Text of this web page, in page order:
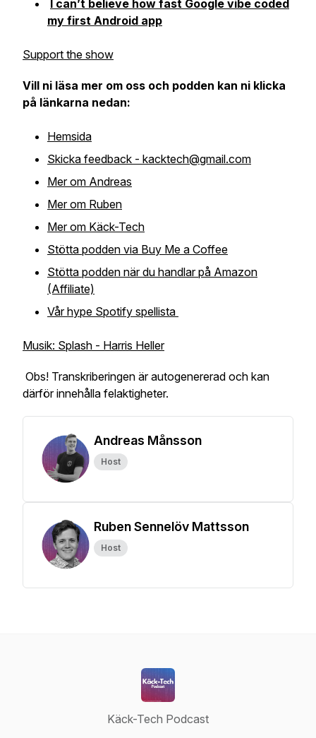
I can’t believe how fast Google vibe coded
my first Android app
Support the show
Vill ni läsa mer om oss och podden kan ni klicka
på länkarna nedan:
Hemsida
Skicka feedback - kacktech@gmail.com
Mer om Andreas
Mer om Ruben
Mer om Käck-Tech
Stötta podden via Buy Me a Coffee
Stötta podden när du handlar på Amazon
(Affiliate)
Vår hype Spotify spellista
Musik: Splash - Harris Heller
Obs! Transkriberingen är autogenererad och kan
därför innehålla felaktigheter.
Andreas Månsson
Host
Ruben Sennelöv Mattsson
Host
Käck-Tech Podcast